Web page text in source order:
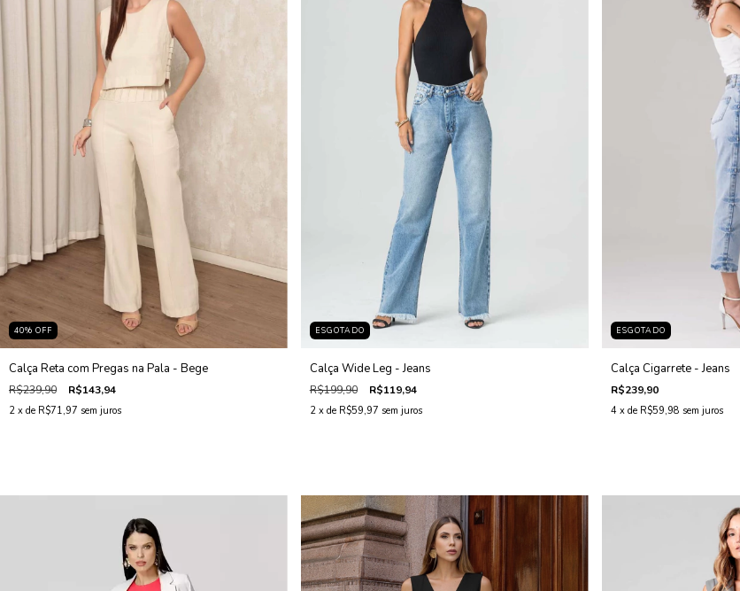
40% OFF
Calça Reta com Pregas na Pala - Bege
R$239,90 R$143,94
2 x de R$71,97 sem juros
ESGOTADO
Calça Wide Leg - Jeans
R$199,90 R$119,94
2 x de R$59,97 sem juros
ESGOTADO
Calça Cigarrete - Jeans
R$239,90
4 x de R$59,98 sem juros